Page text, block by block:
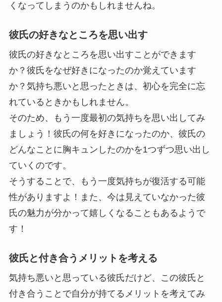
くなってしまうのかもしれませんね。
彼氏の好きなところを思い出す
彼氏の好きなところを思い出すことができます
か？彼氏をなぜ好きになったのか覚えています
か？気持ち悪いと思ったときは、初心を完全に忘
れているときかもしれません。
そのため、もう一度最初の気持ちを思い出してみ
ましょう！彼氏の何を好きになったのか、彼氏の
どんなことに胸キュンしたのかを1つずつ思い出し
ていくのです。
そうすることで、もう一度気持ちが復活する可能
性がありますよ！また、今は見えていなかった彼
氏の魅力が分かって嬉しくなることもあるようで
す！
彼氏と付き合うメリットを考える
気持ち悪いと思っている彼氏だけど、この彼氏と
付き合うことで自分が持てるメリットを考えてみ